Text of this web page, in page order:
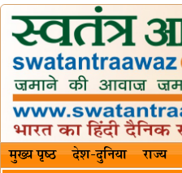
मुख्य पृष्ठ देश-दुनिया राज्य